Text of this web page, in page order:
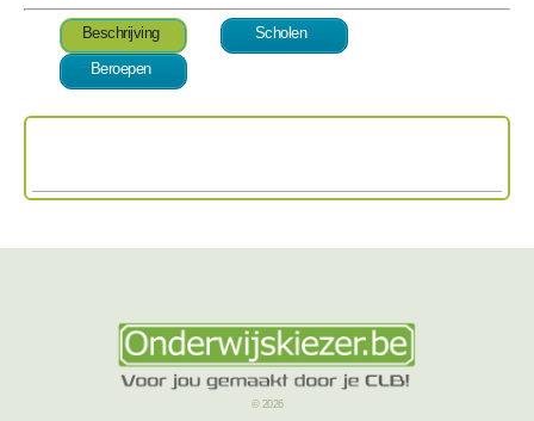
Beschrijving
Scholen
Beroepen
© 2026